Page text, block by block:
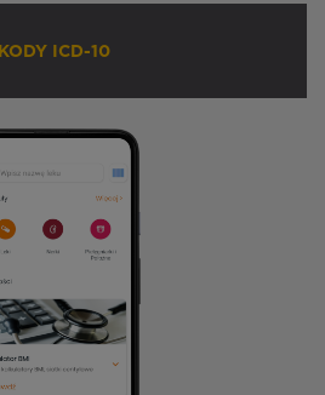
KODY ICD-10